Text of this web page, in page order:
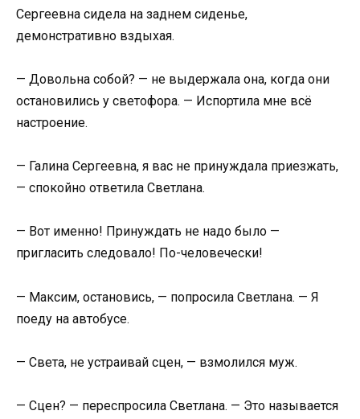
Сергеевна сидела на заднем сиденье,
демонстративно вздыхая.
— Довольна собой? — не выдержала она, когда они
остановились у светофора. — Испортила мне всё
настроение.
— Галина Сергеевна, я вас не принуждала приезжать,
— спокойно ответила Светлана.
— Вот именно! Принуждать не надо было —
пригласить следовало! По-человечески!
— Максим, остановись, — попросила Светлана. — Я
поеду на автобусе.
— Света, не устраивай сцен, — взмолился муж.
— Сцен? — переспросила Светлана. — Это называется